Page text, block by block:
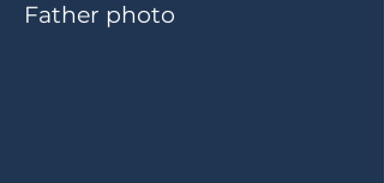
Father photo